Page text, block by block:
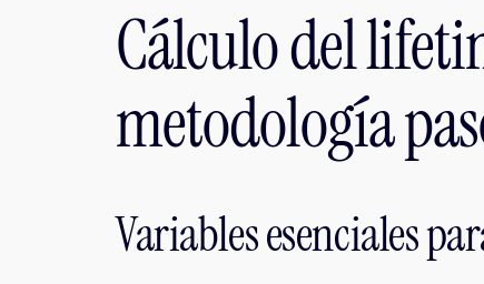
Cálculo del
metodología
Variables esenciales